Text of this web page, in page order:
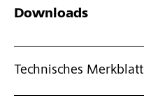
Downloads
Technisches Merkblatt